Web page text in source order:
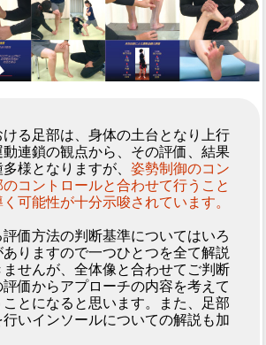
る足部は、身体の土台となり上行
連鎖の観点から、その評価、結果
様となりますが、 姿勢制御のコン
のコントロールと合わせて行うこと
可能性が十分示唆されています。
価方法の判断基準についてはいろ
りますので一つひとつを全て解説
せんが、全体像と合わせてご判断
価からアプローチの内容を考えて
とになると思います。また、足部
いインソールについての解説も加